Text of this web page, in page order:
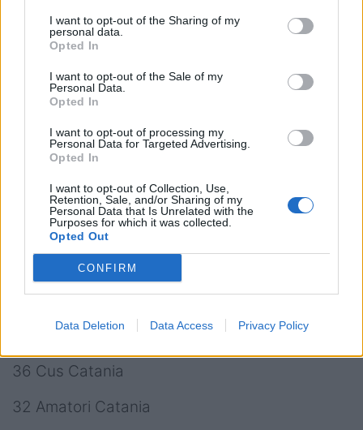
I want to opt-out of the Sharing of my
personal data.
Opted In
I want to opt-out of the Sale of my
Personal Data.
Opted In
I want to opt-out of processing my
Personal Data for Targeted Advertising.
Opted In
I want to opt-out of Collection, Use,
Retention, Sale, and/or Sharing of my
Personal Data that Is Unrelated with the
Purposes for which it was collected.
Opted Out
CONFIRM
Data Deletion Data Access Privacy Policy
Classifica Girone 4
71 Lions Alto Lazio
70 US Roma
67 Colleferro Rugby
65 Frascati Rugby
52 Capitolina Cadetta
40 Messina Rugby
36 Cus Catania
32 Amatori Catania